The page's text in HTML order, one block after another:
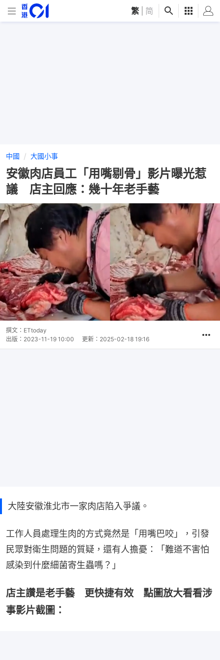
繁 简
中國 大國小事
安徽肉店員工「用嘴剔骨」影片曝光惹
議 店主回應：幾十年老手藝
撰文： ETtoday
出版： 2023-11-19 10:00 更新： 2025-02-18 19:16
大陸安徽淮北市一家肉店陷入爭議。
工作人員處理生肉的方式竟然是「用嘴巴咬」，引發
民眾對衛生問題的質疑，還有人擔憂：「難道不害怕
感染到什麼細菌寄生蟲嗎？」
店主讚是老手藝 更快捷有效 點圖放大看看涉
事影片截圖：